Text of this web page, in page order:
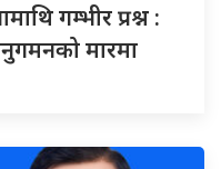
गम्भीर प्रश्न :
मारमा